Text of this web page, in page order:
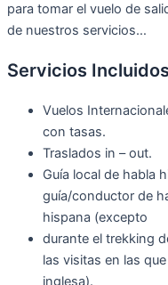
para tomar el vuelo de
de nuestros servicios…
Servicios Incluidos
Vuelos
con tasas.
Traslados in – out.
Guía local de habla
guía/conductor de
hispana (excepto
durante el trekking
las visitas en las
inglesa).